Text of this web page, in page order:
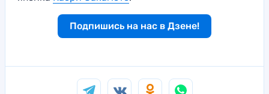
Подпишись на нас в Дзене!